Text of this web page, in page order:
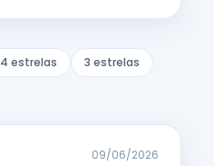
4 estrelas
3 estrelas
09/06/2026